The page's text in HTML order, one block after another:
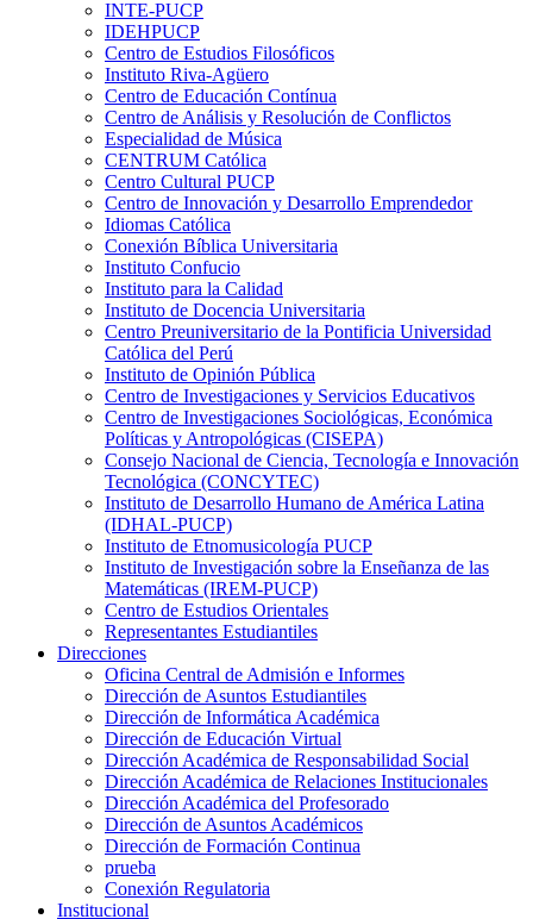
INTE-PUCP
IDEHPUCP
Centro de Estudios Filosóficos
Instituto Riva-Agüero
Centro de Educación Contínua
Centro de Análisis y Resolución de Conflictos
Especialidad de Música
CENTRUM Católica
Centro Cultural PUCP
Centro de Innovación y Desarrollo Emprendedor
Idiomas Católica
Conexión Bíblica Universitaria
Instituto Confucio
Instituto para la Calidad
Instituto de Docencia Universitaria
Centro Preuniversitario de la Pontificia Universidad
Católica del Perú
Instituto de Opinión Pública
Centro de Investigaciones y Servicios Educativos
Centro de Investigaciones Sociológicas, Económica
Políticas y Antropológicas (CISEPA)
Consejo Nacional de Ciencia, Tecnología e Innovación
Tecnológica (CONCYTEC)
Instituto de Desarrollo Humano de América Latina
(IDHAL-PUCP)
Instituto de Etnomusicología PUCP
Instituto de Investigación sobre la Enseñanza de las
Matemáticas (IREM-PUCP)
Centro de Estudios Orientales
Representantes Estudiantiles
Direcciones
Oficina Central de Admisión e Informes
Dirección de Asuntos Estudiantiles
Dirección de Informática Académica
Dirección de Educación Virtual
Dirección Académica de Responsabilidad Social
Dirección Académica de Relaciones Institucionales
Dirección Académica del Profesorado
Dirección de Asuntos Académicos
Dirección de Formación Continua
prueba
Conexión Regulatoria
Institucional